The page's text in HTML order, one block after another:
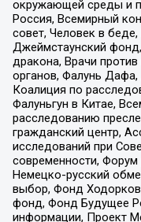
окружающей среды и
Россия, Всемирный
совет, Человек в
Джеймстаунский
дракона, Врачи против
органов, Фалунь Дафа,
Коалиция по
Фалуньгун в Китае,
расследованию
гражданский центр,
исследований при
современности,
Немецко-русский
выбор, Фонд
фонд, Фонд Будущее
информации, Проект